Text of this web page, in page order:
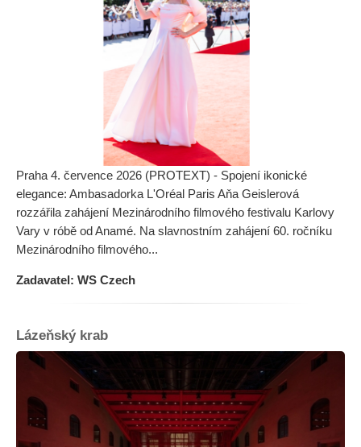
Praha 4. července 2026 (PROTEXT) - Spojení ikonické
elegance: Ambasadorka L'Oréal Paris Aňa Geislerová
rozzářila zahájení Mezinárodního filmového festivalu Karlovy
Vary v róbě od Anamé. Na slavnostním zahájení 60. ročníku
Mezinárodního filmového...
Zadavatel: WS Czech
Lázeňský krab